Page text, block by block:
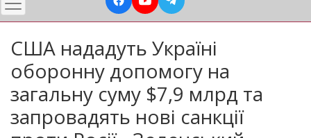
США нададуть Україні
оборонну допомогу на
загальну суму $7,9 млрд та
запровадять нові санкції